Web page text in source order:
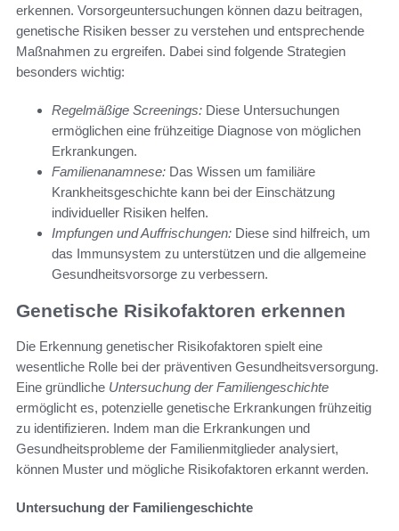
erkennen. Vorsorgeuntersuchungen können dazu beitragen,
genetische Risiken besser zu verstehen und entsprechende
Maßnahmen zu ergreifen. Dabei sind folgende Strategien
besonders wichtig:
Regelmäßige Screenings: Diese Untersuchungen
ermöglichen eine frühzeitige Diagnose von möglichen
Erkrankungen.
Familienanamnese: Das Wissen um familiäre
Krankheitsgeschichte kann bei der Einschätzung
individueller Risiken helfen.
Impfungen und Auffrischungen: Diese sind hilfreich, um
das Immunsystem zu unterstützen und die allgemeine
Gesundheitsvorsorge zu verbessern.
Genetische Risikofaktoren erkennen
Die Erkennung genetischer Risikofaktoren spielt eine
wesentliche Rolle bei der präventiven Gesundheitsversorgung.
Eine gründliche Untersuchung der Familiengeschichte
ermöglicht es, potenzielle genetische Erkrankungen frühzeitig
zu identifizieren. Indem man die Erkrankungen und
Gesundheitsprobleme der Familienmitglieder analysiert,
können Muster und mögliche Risikofaktoren erkannt werden.
Untersuchung der Familiengeschichte